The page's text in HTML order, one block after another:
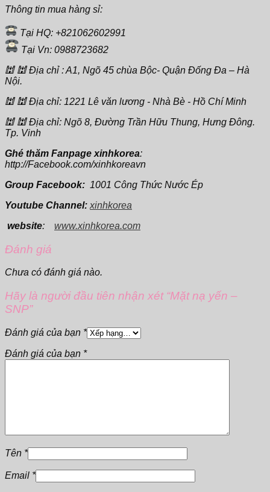
Thông tin mua hàng sỉ:
Tại HQ: +821062602991
Tại Vn: 0988723682
🕍 🕍 Địa chỉ : A1, Ngõ 45 chùa Bộc- Quận Đống Đa – Hà
Nội.
🕍 🕍 Địa chỉ: 1221 Lê văn lương - Nhà Bè - Hồ Chí Minh
🕍 🕍 Địa chỉ: Ngõ 8, Đường Trần Hữu Thung, Hưng Đông.
Tp. Vinh
Ghé thăm Fanpage xinhkorea:
http://Facebook.com/xinhkoreavn
Group Facebook: 1001 Công Thức Nước Ép
Youtube Channel: xinhkorea
website: www.xinhkorea.com
Đánh giá
Chưa có đánh giá nào.
Hãy là người đầu tiên nhận xét “Mặt nạ yến –
SNP”
Đánh giá của bạn *
Đánh giá của bạn *
Tên *
Email *